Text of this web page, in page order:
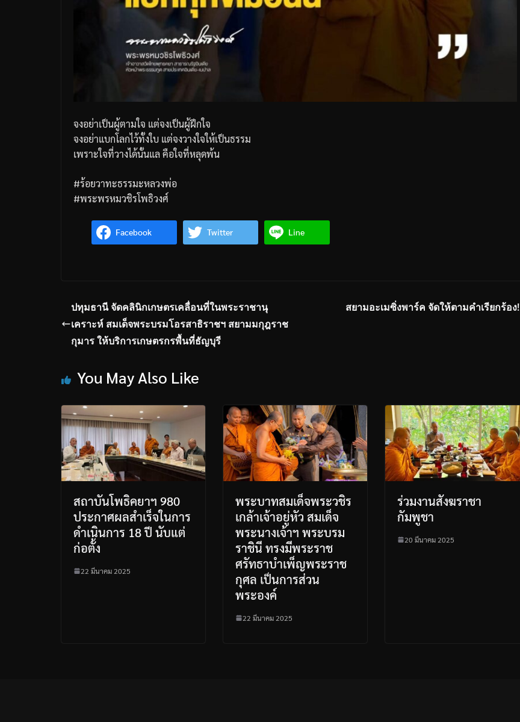
จงอย่าเป็นผู้ตามใจ แต่จงเป็นผู้ฝึกใจ
จงอย่าแบกโลกไว้ทั้งใบ แต่จงวางใจให้เป็นธรรม
เพราะใจที่วางได้นั้นแล คือใจที่หลุดพ้น
#ร้อยวาทะธรรมะหลวงพ่อ
#พระพรหมวชิรโพธิวงศ์
Facebook Twitter Line
ปทุมธานี จัดคลินิกเกษตรเคลื่อนที่ในพระราชานุ
เคราะห์ สมเด็จพระบรมโอรสาธิราชฯ สยามมกุฎราช
กุมาร ให้บริการเกษตรกรพื้นที่ธัญบุรี
สยามอะเมซิ่งพาร์ค จัดให้ตามคำเรียกร้อง!
You May Also Like
สถาบันโพธิคยาฯ 980
ประกาศผลสำเร็จในการ
ดำเนินการ 18 ปี นับแต่
ก่อตั้ง
22 มีนาคม 2025
พระบาทสมเด็จพระวชิร
เกล้าเจ้าอยู่หัว สมเด็จ
พระนางเจ้าฯ พระบรม
ราชินี ทรงมีพระราช
ศรัทธาบำเพ็ญพระราช
กุศล เป็นการส่วน
พระองค์
22 มีนาคม 2025
ร่วมงานสังฆราชา
กัมพูชา
20 มีนาคม 2025